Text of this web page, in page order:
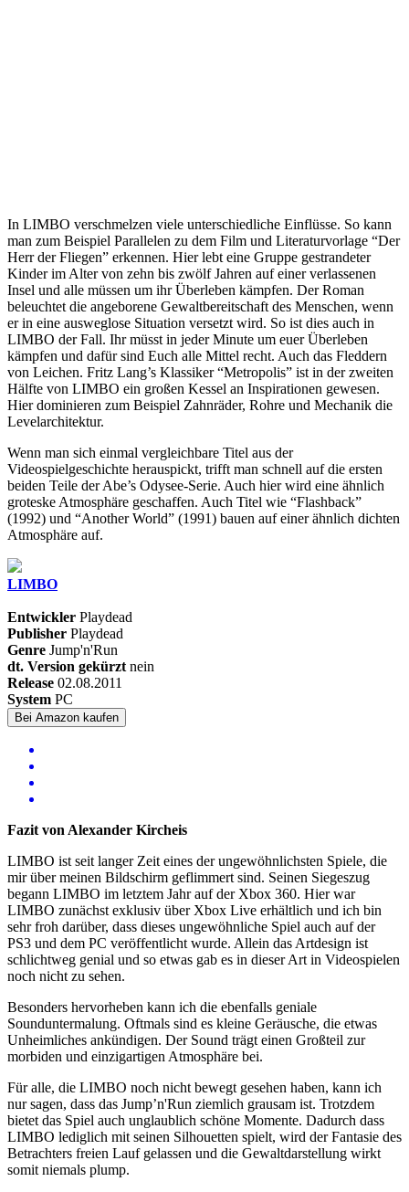
In LIMBO verschmelzen viele unterschiedliche Einflüsse. So kann
man zum Beispiel Parallelen zu dem Film und Literaturvorlage “Der
Herr der Fliegen” erkennen. Hier lebt eine Gruppe gestrandeter
Kinder im Alter von zehn bis zwölf Jahren auf einer verlassenen
Insel und alle müssen um ihr Überleben kämpfen. Der Roman
beleuchtet die angeborene Gewaltbereitschaft des Menschen, wenn
er in eine ausweglose Situation versetzt wird. So ist dies auch in
LIMBO der Fall. Ihr müsst in jeder Minute um euer Überleben
kämpfen und dafür sind Euch alle Mittel recht. Auch das Fleddern
von Leichen. Fritz Lang’s Klassiker “Metropolis” ist in der zweiten
Hälfte von LIMBO ein großen Kessel an Inspirationen gewesen.
Hier dominieren zum Beispiel Zahnräder, Rohre und Mechanik die
Levelarchitektur.
Wenn man sich einmal vergleichbare Titel aus der
Videospielgeschichte herauspickt, trifft man schnell auf die ersten
beiden Teile der Abe’s Odysee-Serie. Auch hier wird eine ähnlich
groteske Atmosphäre geschaffen. Auch Titel wie “Flashback”
(1992) und “Another World” (1991) bauen auf einer ähnlich dichten
Atmosphäre auf.
LIMBO
Entwickler Playdead
Publisher Playdead
Genre Jump'n'Run
dt. Version gekürztnein
Release 02.08.2011
System PC
Bei Amazon kaufen
Fazit von Alexander Kircheis
LIMBO ist seit langer Zeit eines der ungewöhnlichsten Spiele, die
mir über meinen Bildschirm geflimmert sind. Seinen Siegeszug
begann LIMBO im letztem Jahr auf der Xbox 360. Hier war
LIMBO zunächst exklusiv über Xbox Live erhältlich und ich bin
sehr froh darüber, dass dieses ungewöhnliche Spiel auch auf der
PS3 und dem PC veröffentlicht wurde. Allein das Artdesign ist
schlichtweg genial und so etwas gab es in dieser Art in Videospielen
noch nicht zu sehen.
Besonders hervorheben kann ich die ebenfalls geniale
Sounduntermalung. Oftmals sind es kleine Geräusche, die etwas
Unheimliches ankündigen. Der Sound trägt einen Großteil zur
morbiden und einzigartigen Atmosphäre bei.
Für alle, die LIMBO noch nicht bewegt gesehen haben, kann ich
nur sagen, dass das Jump’n'Run ziemlich grausam ist. Trotzdem
bietet das Spiel auch unglaublich schöne Momente. Dadurch dass
LIMBO lediglich mit seinen Silhouetten spielt, wird der Fantasie des
Betrachters freien Lauf gelassen und die Gewaltdarstellung wirkt
somit niemals plump.